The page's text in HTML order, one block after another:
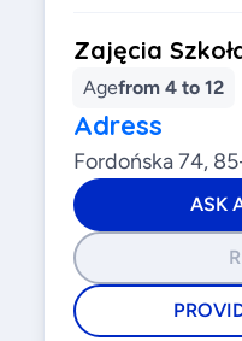
Zajęcia
Agefrom 4 to 12
Adress
Fordońska 74,
ASK